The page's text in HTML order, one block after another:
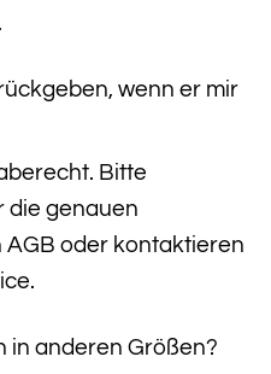
wenn er mir
Bitte
die genauen
AGB oder kontaktieren
in anderen Größen?